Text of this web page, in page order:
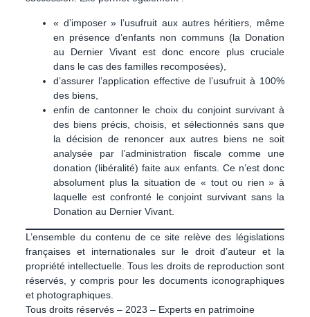
« d’imposer » l’usufruit aux autres héritiers, même
en présence d’enfants non communs (la Donation
au Dernier Vivant est donc encore plus cruciale
dans le cas des familles recomposées),
d’assurer l’application effective de l’usufruit à 100%
des biens,
enfin de cantonner le choix du conjoint survivant à
des biens précis, choisis, et sélectionnés sans que
la décision de renoncer aux autres biens ne soit
analysée par l’administration fiscale comme une
donation (libéralité) faite aux enfants. Ce n’est donc
absolument plus la situation de « tout ou rien » à
laquelle est confronté le conjoint survivant sans la
Donation au Dernier Vivant.
L’ensemble du contenu de ce site relève des législations
françaises et internationales sur le droit d’auteur et la
propriété intellectuelle. Tous les droits de reproduction sont
réservés, y compris pour les documents iconographiques
et photographiques.
Tous droits réservés – 2023 – Experts en patrimoine